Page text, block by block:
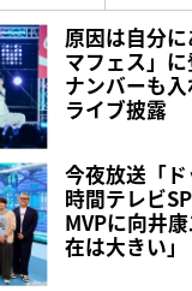
原因は自分
マフェス」
ナンバーも
ライブ披露
今夜放送「
時間テレビ
MVPに向井
在は大きい」